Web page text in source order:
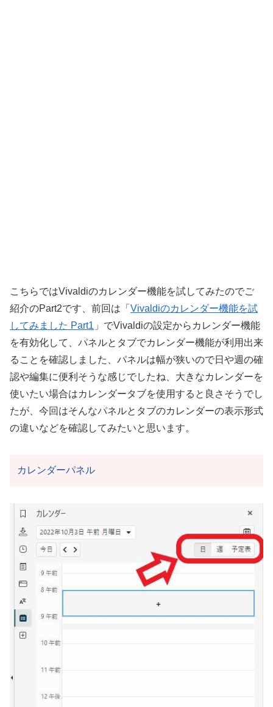
こちらではVivaldiのカレンダー機能を試してみたのでご
紹介のPart2です、前回は「 Vivaldiのカレンダー機能を試
してみました Part1 」でVivaldiの設定からカレンダー機能
を有効化して、パネルとタブでカレンダー機能が利用出来
ることを確認しました、パネルは幅が狭いので日や週の確
認や編集に便利そうな感じでしたね、大きなカレンダーを
使いたい場合はカレンダータブを使用すると良さそうでし
たが、今回はそんなパネルとタブのカレンダーの表示形式
の違いなどを確認してみたいと思います。
カレンダーパネル